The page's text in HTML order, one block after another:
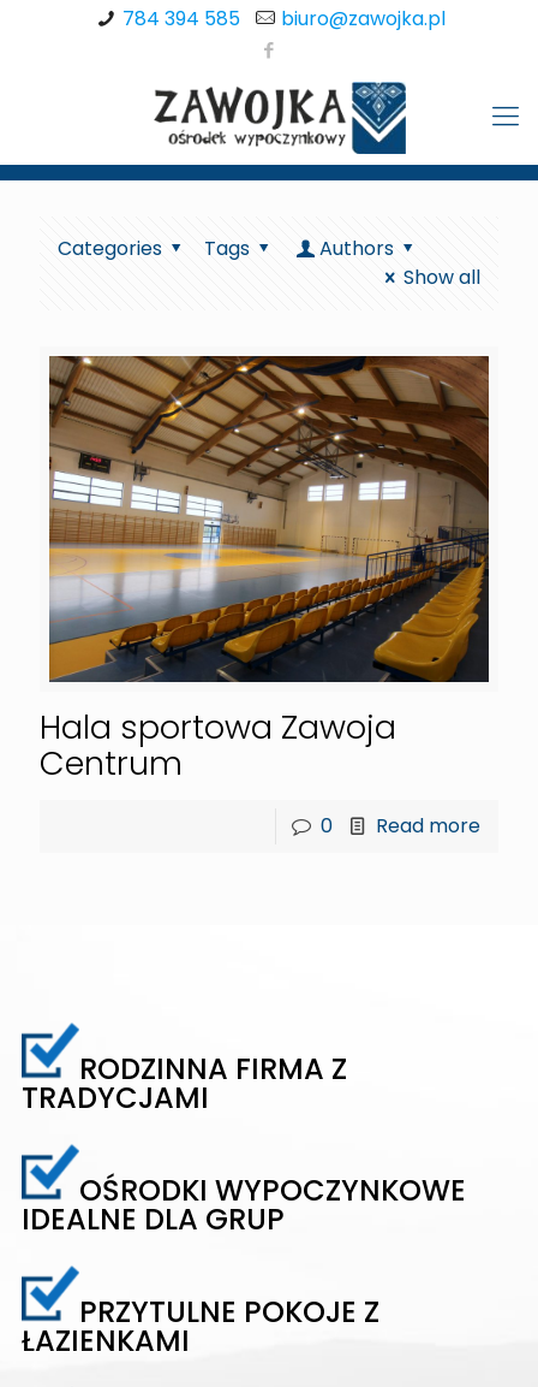
784 394 585 biuro@zawojka.pl
Categories Tags
Authors
Show all
Hala sportowa Zawoja
Centrum
0 Read more
RODZINNA FIRMA Z
TRADYCJAMI
OŚRODKI WYPOCZYNKOWE
IDEALNE DLA GRUP
PRZYTULNE POKOJE Z
ŁAZIENKAMI